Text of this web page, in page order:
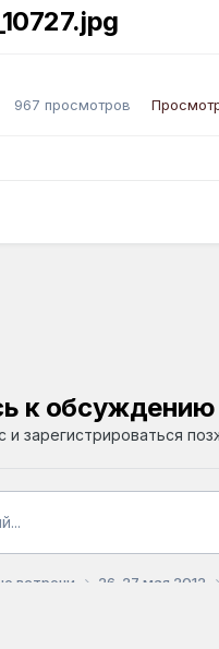
967 просмотров
к обсуждению
зарегистрироваться
встречи 26-27 мая 2012